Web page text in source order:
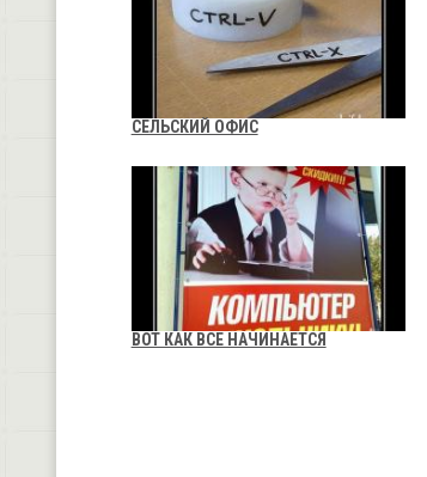
СЕЛЬСКИЙ ОФИС
ВОТ КАК ВСЕ НАЧИНАЕТСЯ